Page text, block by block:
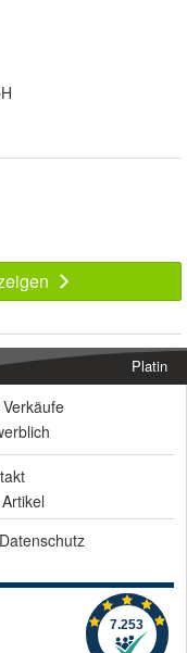
Platin
Datenschutz